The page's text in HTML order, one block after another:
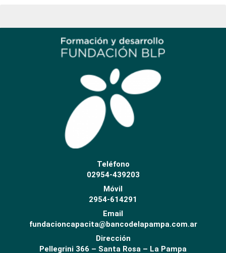
Teléfono
02954-439203
Móvil
2954-614291
Email
fundacioncapacita@bancodelapampa.com.ar
Dirección
Pellegrini 366 – Santa Rosa – La Pampa